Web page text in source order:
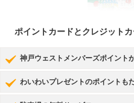
ポイントカードとクレジット
神戸ウェストメンバーズポイント
わいわいプレゼントのポイントも